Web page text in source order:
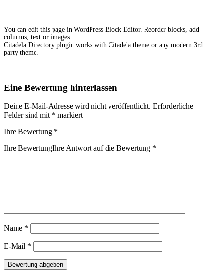
You can edit this page in WordPress Block Editor. Reorder blocks, add
columns, text or images.
Citadela Directory plugin works with Citadela theme or any modern 3rd
party theme.
Eine Bewertung hinterlassen
Deine E-Mail-Adresse wird nicht veröffentlicht. Erforderliche
Felder sind mit * markiert
Ihre Bewertung *
Ihre BewertungIhre Antwort auf die Bewertung *
Name *
E-Mail *